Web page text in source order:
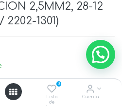
0
Lista
de
Cuenta
2,5MM2, 28-12
2202-1301)